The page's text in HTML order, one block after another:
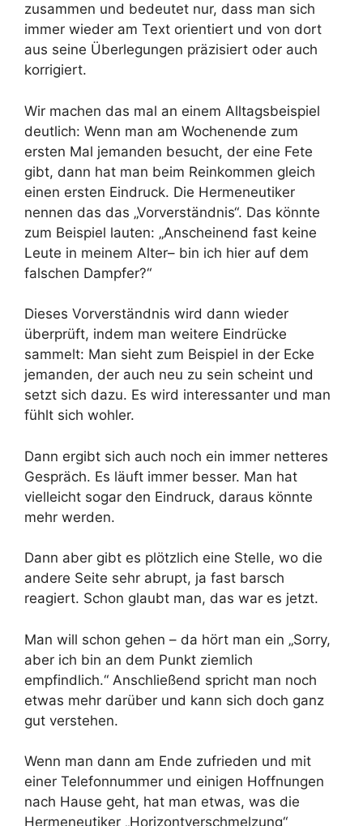
zusammen und bedeutet nur, dass man sich
immer wieder am Text orientiert und von dort
aus seine Überlegungen präzisiert oder auch
korrigiert.
Wir machen das mal an einem Alltagsbeispiel
deutlich: Wenn man am Wochenende zum
ersten Mal jemanden besucht, der eine Fete
gibt, dann hat man beim Reinkommen gleich
einen ersten Eindruck. Die Hermeneutiker
nennen das das „Vorverständnis“. Das könnte
zum Beispiel lauten: „Anscheinend fast keine
Leute in meinem Alter– bin ich hier auf dem
falschen Dampfer?“
Dieses Vorverständnis wird dann wieder
überprüft, indem man weitere Eindrücke
sammelt: Man sieht zum Beispiel in der Ecke
jemanden, der auch neu zu sein scheint und
setzt sich dazu. Es wird interessanter und man
fühlt sich wohler.
Dann ergibt sich auch noch ein immer netteres
Gespräch. Es läuft immer besser. Man hat
vielleicht sogar den Eindruck, daraus könnte
mehr werden.
Dann aber gibt es plötzlich eine Stelle, wo die
andere Seite sehr abrupt, ja fast barsch
reagiert. Schon glaubt man, das war es jetzt.
Man will schon gehen – da hört man ein „Sorry,
aber ich bin an dem Punkt ziemlich
empfindlich.“ Anschließend spricht man noch
etwas mehr darüber und kann sich doch ganz
gut verstehen.
Wenn man dann am Ende zufrieden und mit
einer Telefonnummer und einigen Hoffnungen
nach Hause geht, hat man etwas, was die
Hermeneutiker „Horizontverschmelzung“